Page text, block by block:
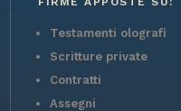
Testamenti olografi
Scritture private
Contratti
Assegni